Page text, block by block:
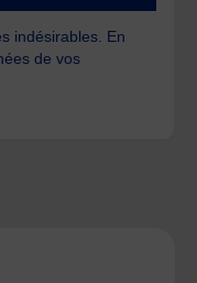
indésirables. En
de vos